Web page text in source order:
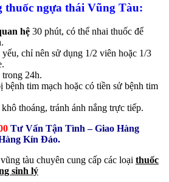
thuốc ngựa thái Vũng Tàu:
hệ 30 phút, có thể nhai thuốc để
chỉ nên sử dụng 1/2 viên hoặc 1/3
24h.
tim mạch hoặc có tiền sử bệnh tim
thoáng, tránh ánh nắng trực tiếp.
Tư Vấn Tận Tình – Giao Hàng
Kín Đáo.
vũng tàu chuyên cung cấp các loại thuốc
sinh lý